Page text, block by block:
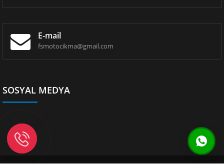
E-mail
fsmotocikma@gmail.com
SOSYAL MEDYA